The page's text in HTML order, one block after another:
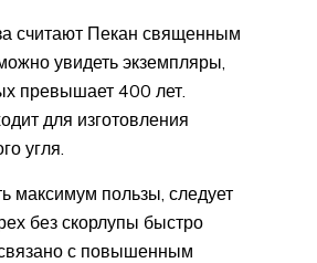
считают Пекан священным
увидеть экземпляры,
превышает 400 лет.
для изготовления
угля.
максимум пользы, следует
без скорлупы быстро
с повышенным